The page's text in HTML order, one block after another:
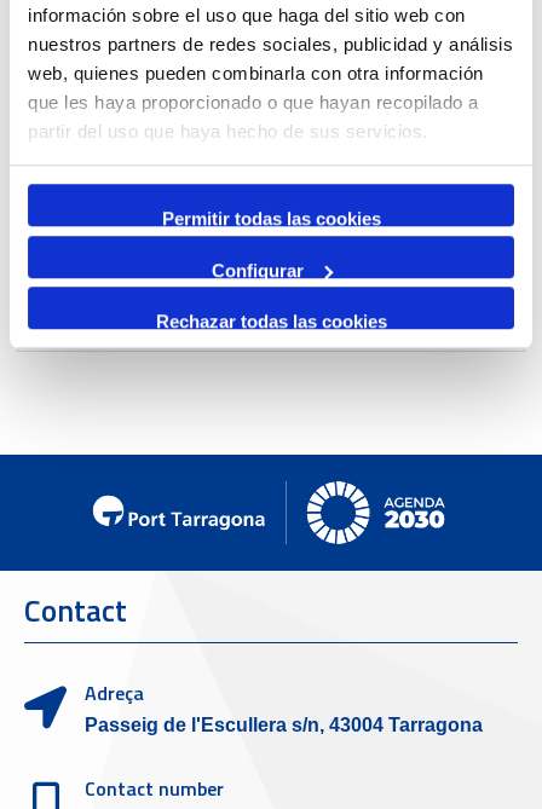
información sobre el uso que haga del sitio web con
nuestros partners de redes sociales, publicidad y análisis
web, quienes pueden combinarla con otra información
que les haya proporcionado o que hayan recopilado a
partir del uso que haya hecho de sus servicios.
Permitir todas las cookies
Configurar
Rechazar todas las cookies
By Month
Jump to month
Preceding Day
Thursday, 14. March 2024
Net Zero Ports & Harboursby veronica:: Liquid
Contact
Adreça
Passeig de l'Escullera s/n, 43004 Tarragona
Contact number